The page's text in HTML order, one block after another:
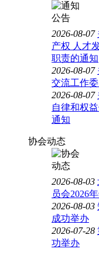
2026-08-07
产权 人才
职责的通知
2026-08-07
交流工作
2026-08-07
自律和权
通知
协会动态
2026-08-03
员会2026
2026-08-03
成功举办
2026-07-28
功举办